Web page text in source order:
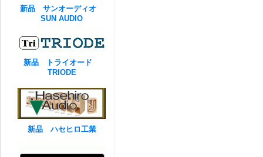
新品 サンオーディオ
SUN AUDIO
新品 トライオード
TRIODE
新品 ハセヒロ工業